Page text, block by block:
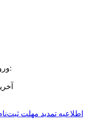
ورودی امروز از موتور های جست . جو:
اطلاعیه تمدید مهلت